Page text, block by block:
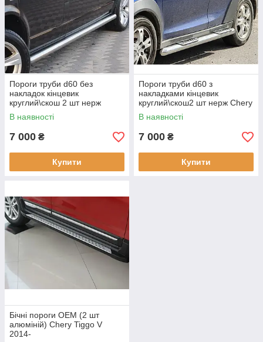
Пороги труби d60 без
накладок кінцевик
круглий\скош 2 шт нерж
Chery Tiggo 2013-
В наявності
7 000 ₴
Купити
Пороги труби d60 з
накладками кінцевик
круглий\скош2 шт нерж Chery
Tiggo 2013-
В наявності
7 000 ₴
Купити
Бічні пороги OEM (2 шт
алюміній) Chery Tiggo V
2014-